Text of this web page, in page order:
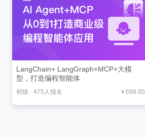
LangChain+ LangGraph+MCP+大模
型，打造编程智能体
初级 · 475人报名 ￥699.00